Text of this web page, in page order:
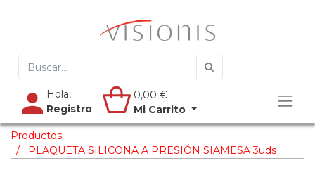
Hola,
Registro
0,00 €
Mi Carrito
Productos
PLAQUETA SILICONA A PRESIÓN SIAMESA 3uds